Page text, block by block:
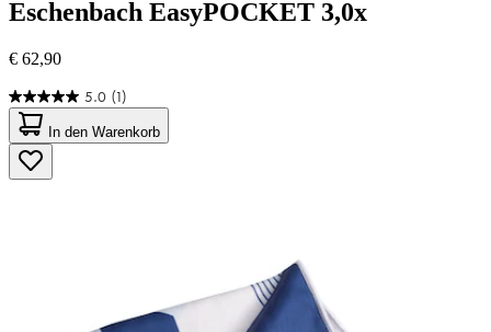
Eschenbach EasyPOCKET 3,0x
€ 62,90
5.0 (1)
5.0
von
5
Sternen.
1
In den Warenkorb